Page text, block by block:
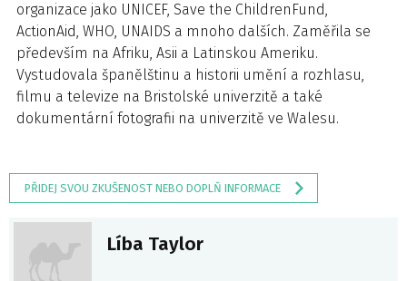
organizace jako UNICEF, Save the ChildrenFund,
ActionAid, WHO, UNAIDS a mnoho dalších. Zaměřila se
především na Afriku, Asii a Latinskou Ameriku.
Vystudovala španělštinu a historii umění a rozhlasu,
filmu a televize na Bristolské univerzitě a také
dokumentární fotografii na univerzitě ve Walesu.
PŘIDEJ SVOU ZKUŠENOST NEBO DOPLŇ INFORMACE
Líba Taylor